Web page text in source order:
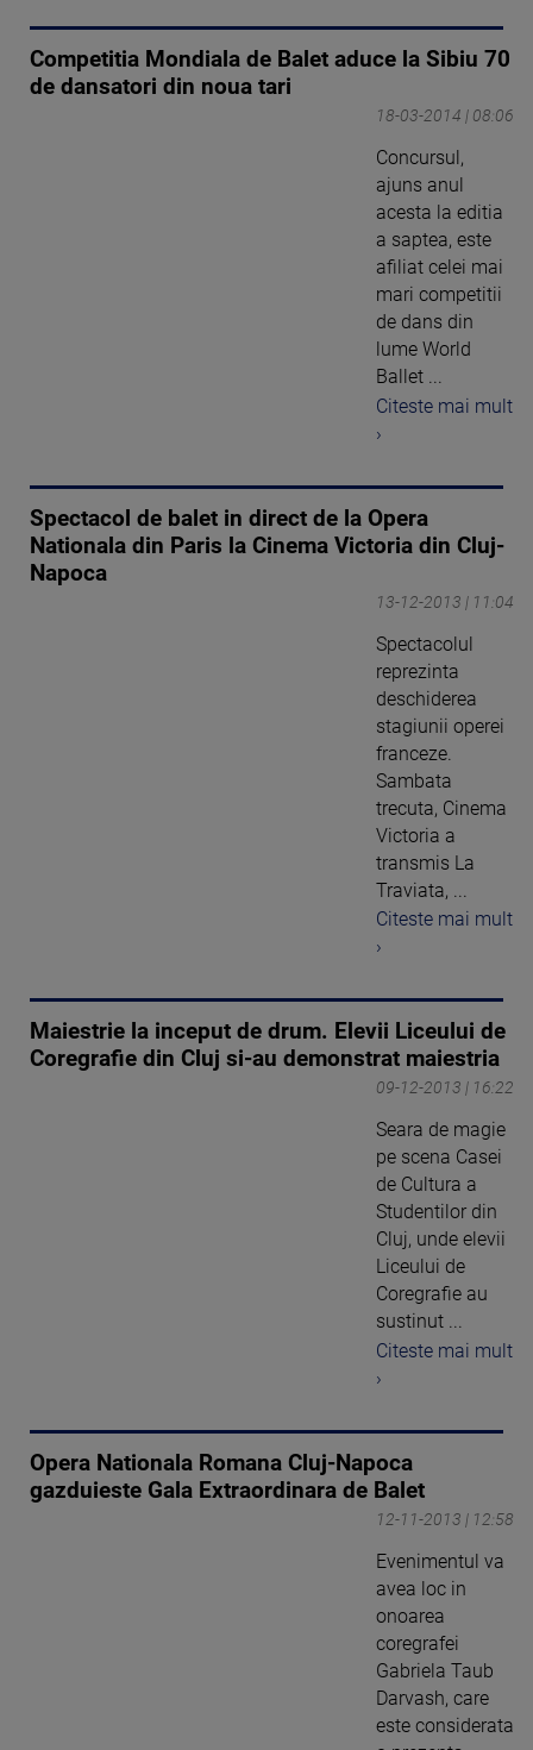
Competitia Mondiala de Balet aduce la Sibiu 70
de dansatori din noua tari
18-03-2014 | 08:06
Concursul,
ajuns anul
acesta la editia
a saptea, este
afiliat celei mai
mari competitii
de dans din
lume World
Ballet ...
Citeste mai mult
›
Spectacol de balet in direct de la Opera
Nationala din Paris la Cinema Victoria din Cluj-
Napoca
13-12-2013 | 11:04
Spectacolul
reprezinta
deschiderea
stagiunii operei
franceze.
Sambata
trecuta, Cinema
Victoria a
transmis La
Traviata, ...
Citeste mai mult
›
Maiestrie la inceput de drum. Elevii Liceului de
Coregrafie din Cluj si-au demonstrat maiestria
09-12-2013 | 16:22
Seara de magie
pe scena Casei
de Cultura a
Studentilor din
Cluj, unde elevii
Liceului de
Coregrafie au
sustinut ...
Citeste mai mult
›
Opera Nationala Romana Cluj-Napoca
gazduieste Gala Extraordinara de Balet
12-11-2013 | 12:58
Evenimentul va
avea loc in
onoarea
coregrafei
Gabriela Taub
Darvash, care
este considerata